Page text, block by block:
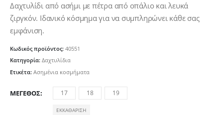
Δαχτυλίδι από ασήμι με πέτρα από οπάλιο και λευκά
ζιργκόν. Ιδανικό κόσμημα για να συμπληρώνει κάθε σας
εμφάνιση.
Κωδικός προϊόντος: 40551
Κατηγορία: Δαχτυλίδια
Ετικέτα: Ασημένια κοσμήματα
ΜΈΓΕΘΟΣ 17 18 19
ΕΚΚΑΘΆΡΙΣΗ